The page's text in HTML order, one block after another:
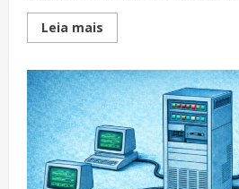
Leia mais
more
internet
quebrou
jornais
–
e
reinventou
o
jornalismo